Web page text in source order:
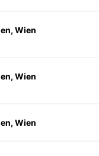
Wien
Wien
Wien